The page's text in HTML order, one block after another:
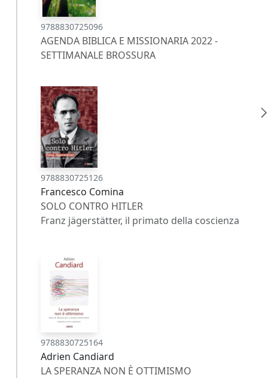
9788830725096
AGENDA BIBLICA E MISSIONARIA 2022 -
SETTIMANALE BROSSURA
9788830725126
Francesco Comina
SOLO CONTRO HITLER
Franz jägerstätter, il primato della coscienza
9788830725164
Adrien Candiard
LA SPERANZA NON È OTTIMISMO